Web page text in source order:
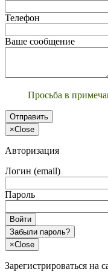
Телефон
Ваше сообщение
Просьба в
Отправить
×Close
Авторизация
Логин (email)
Пароль
Войти
Забыли пароль?
×Close
Зарегистрироваться на